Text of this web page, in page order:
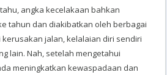
angka kecelakaan bahkan
tahun dan diakibatkan oleh berbagai
jalan, kelalaian diri sendiri
lain. Nah, setelah mengetahui
meningkatkan kewaspadaan dan